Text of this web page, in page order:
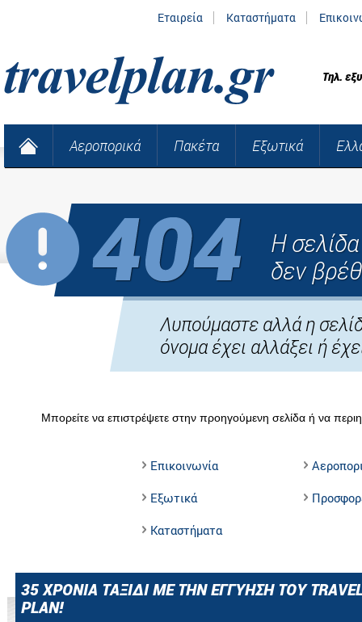
Εταιρεία Καταστήματα
Τηλ.
Αεροπορικά Πακέτα Εξωτικά
Η
δεν
Λυπούμαστε αλλά η
όνομα έχει αλλάξει ή
Μπορείτε να επιστρέψετε στην προηγούμενη σελίδα ή να
Επικοινωνία
Εξωτικά
Καταστήματα
35 ΧΡΟΝΙΑ ΤΑΞΙΔΙ ΜΕ ΤΗΝ ΕΓΓΥΗΣΗ ΤΟΥ
PLAN!